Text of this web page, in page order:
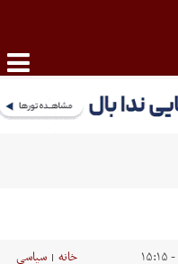
خانه | سیاسی